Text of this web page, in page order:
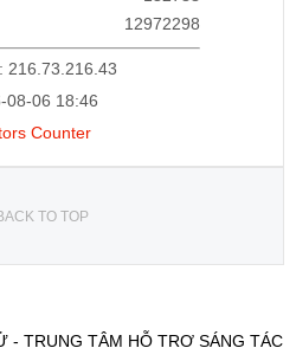
12972298
216.73.216.43
08-06 18:46
Counter
TO TOP
- TRUNG TÂM HỖ TRỢ SÁNG TÁC